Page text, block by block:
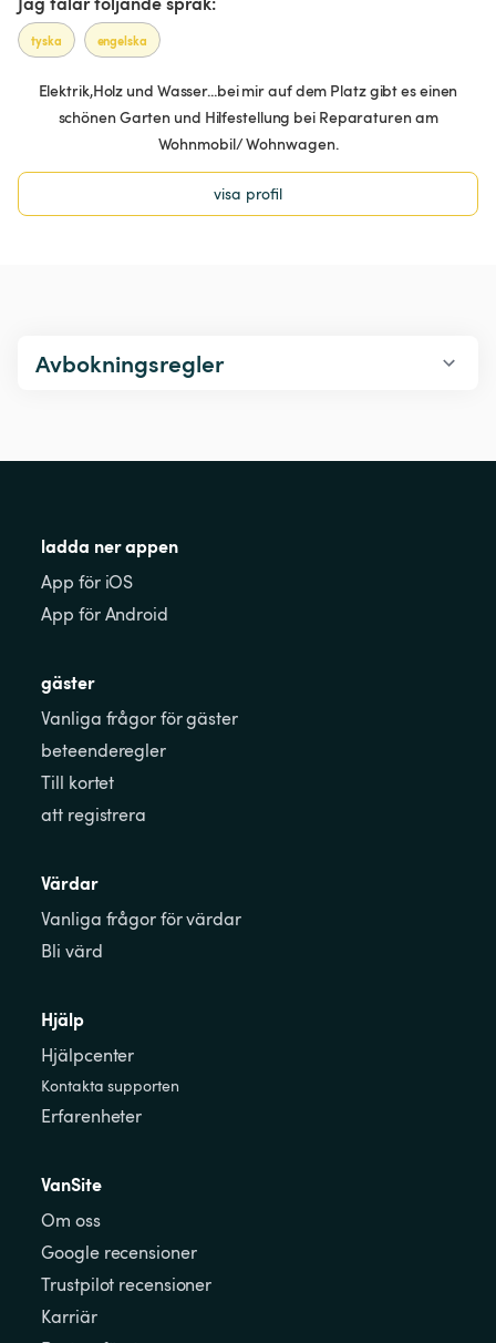
tyska engelska
Elektrik,Holz und Wasser...bei mir auf dem Platz gibt es einen
schönen Garten und Hilfestellung bei Reparaturen am
Wohnmobil/ Wohnwagen.
visa profil
Avbokningsregler
ladda ner appen
App för iOS
App för Android
gäster
Vanliga frågor för gäster
beteenderegler
Till kortet
att registrera
Värdar
Vanliga frågor för värdar
Bli värd
Hjälp
Hjälpcenter
Kontakta supporten
Erfarenheter
VanSite
Om oss
Google recensioner
Trustpilot recensioner
Karriär